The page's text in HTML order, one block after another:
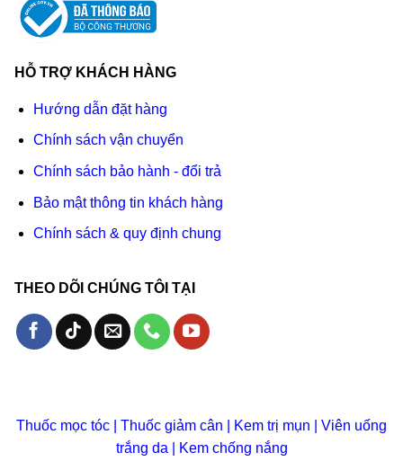
HỖ TRỢ KHÁCH HÀNG
Hướng dẫn đặt hàng
Chính sách vận chuyển
Chính sách bảo hành - đổi trả
Bảo mật thông tin khách hàng
Chính sách & quy định chung
THEO DÕI CHÚNG TÔI TẠI
Thuốc mọc tóc Thuốc giảm cân Kem trị mụn
Viên uống
trắng da| Kem chống nắng